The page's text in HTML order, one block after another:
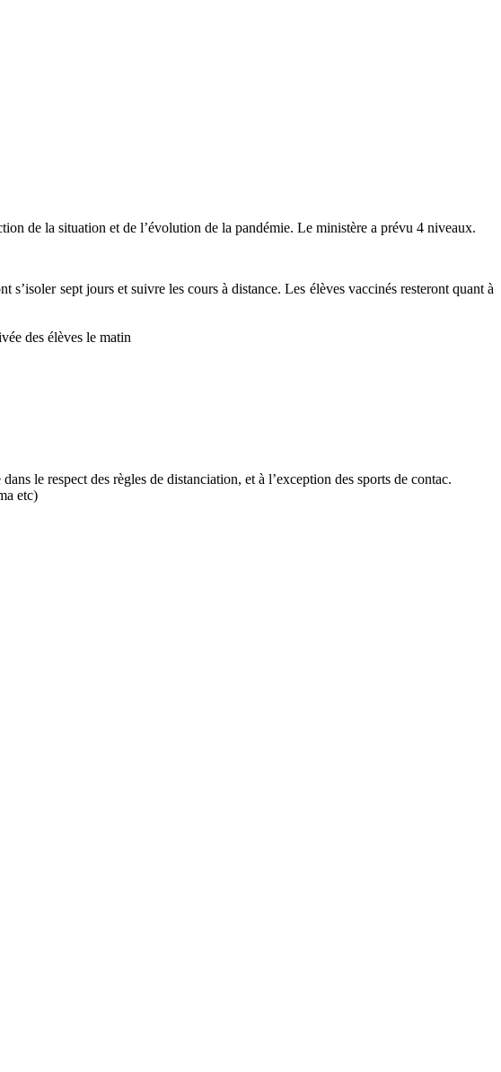
de la situation et de l’évolution de la pandémie. Le ministère a prévu 4 niveaux.
sept jours et suivre les cours à distance. Les élèves vaccinés resteront quant à
des élèves le matin
le respect des règles de distanciation, et à l’exception des sports de contac.
etc)